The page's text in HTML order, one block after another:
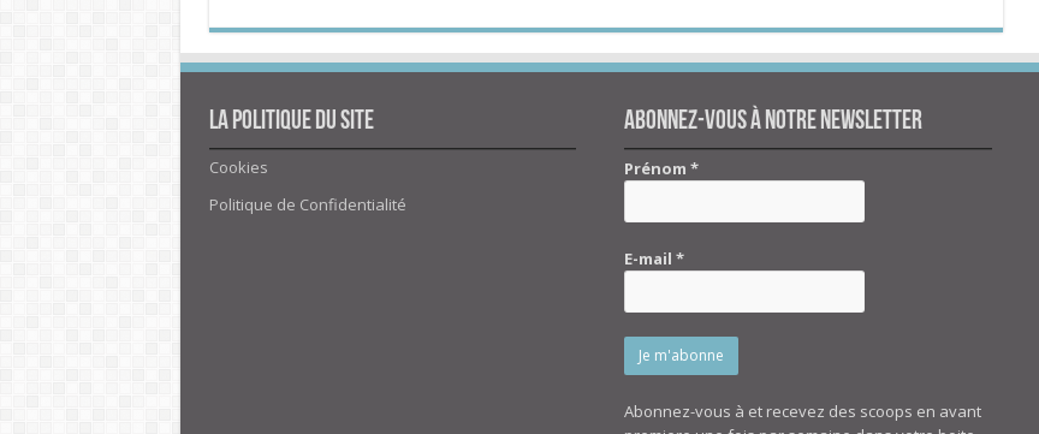
La politique du site
Cookies
Politique de Confidentialité
Abonnez-vous à notre newsletter
Prénom*
E-mail*
Abonnez-vous à et recevez des scoops en avant